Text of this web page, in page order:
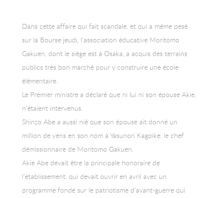
Dans cette affaire qui fait scandale, et qui a même pesé
sur la Bourse jeudi, l’association éducative Moritomo
Gakuen, dont le siège est à Osaka, a acquis des terrains
publics très bon marché pour y construire une école
élémentaire.
Le Premier ministre a déclaré que ni lui ni son épouse Akie,
n’étaient intervenus.
Shinzo Abe a aussi nié que son épouse ait donné un
million de yens en son nom à Yasunori Kagoike, le chef
démissionnaire de Moritomo Gakuen.
Akie Abe devait être la principale honoraire de
l’établissement, qui devait ouvrir en avril avec un
programme fondé sur le patriotisme d’avant-guerre qui